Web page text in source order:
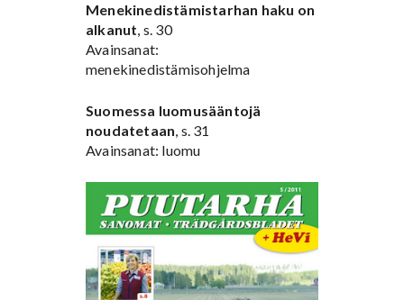
Menekinedistämistarhan haku on
alkanut, s. 30
Avainsanat:
menekinedistämisohjelma
Suomessa luomusääntojä
noudatetaan, s. 31
Avainsanat: luomu